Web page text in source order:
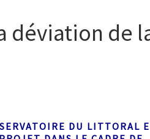
déviation de
DU LITTORAL